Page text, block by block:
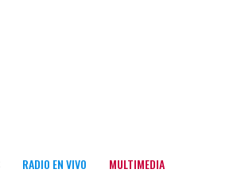
RADIO EN VIVO MULTIMEDIA